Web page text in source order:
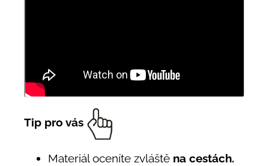
Tip pro vás
Materiál oceníte zvláště na cestách.